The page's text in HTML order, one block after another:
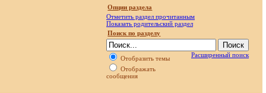
Опции раздела
Отметить раздел прочитанным
Показать родительский раздел
Поиск по разделу
Отобразить темы
Отображать
сообщения
Расширенный поиск